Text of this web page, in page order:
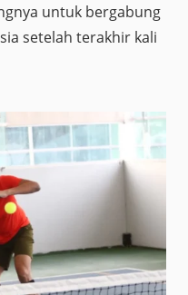
untuk bergabung
setelah terakhir kali